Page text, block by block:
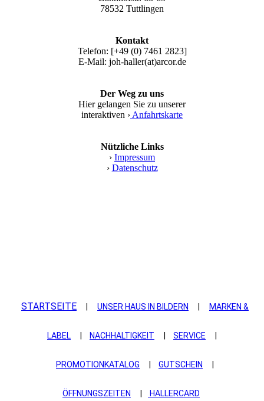
78532 Tuttlingen
Kontakt
Telefon: [+49 (0) 7461 2823]
E-Mail: joh-haller(at)arcor.de
Der Weg zu uns
Hier gelangen Sie zu unserer
interaktiven › Anfahrtskarte
Nützliche Links
› Impressum
› Datenschutz
STARTSEITE UNSER HAUS IN BILDERN MARKEN &
LABEL NACHHALTIGKEIT SERVICE
PROMOTIONKATALOG GUTSCHEIN
ÖFFNUNGSZEITEN HALLERCARD